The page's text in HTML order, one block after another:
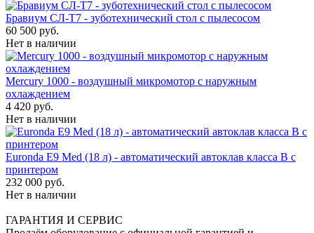
Бравиум СЛ-Т7 - зуботехнический стол с пылесосом
60 500 руб.
Нет в наличии
Mercury 1000 - воздушный микромотор с наружным
охлаждением
4 420 руб.
Нет в наличии
Euronda E9 Med (18 л) - автоматический автоклав класса B с
принтером
232 000 руб.
Нет в наличии
ГАРАНТИЯ И СЕРВИС